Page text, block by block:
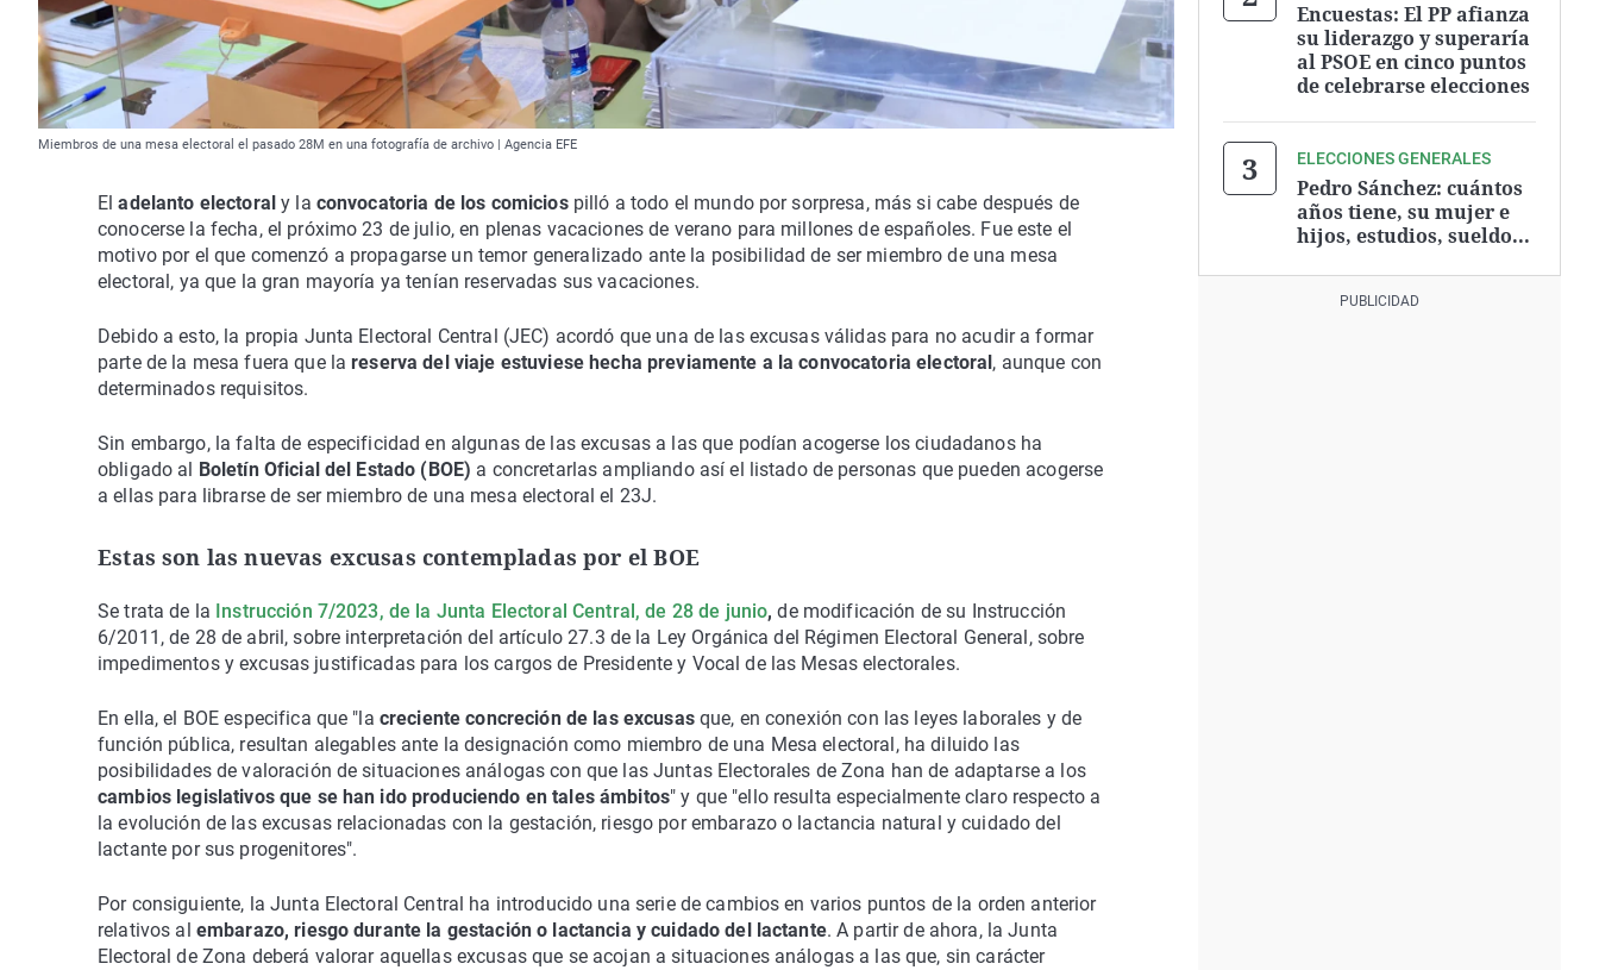
Miembros de una mesa electoral el pasado 28M en una fotografía de archivo | Agencia EFE
El adelanto electoral y la convocatoria de los comiciospilló a todo el mundo por sorpresa, más si cabe después de
conocerse la fecha, el próximo 23 de julio, en plenas vacaciones de verano para millones de españoles. Fue este el
motivo por el que comenzó a propagarse un temor generalizado ante la posibilidad de ser miembro de una mesa
electoral, ya que la gran mayoría ya tenían reservadas sus vacaciones.
Debido a esto, la propia Junta Electoral Central (JEC) acordó que una de las excusas válidas para no acudir a formar
parte de la mesa fuera que lareserva del viaje estuviese hecha previamente a la convocatoria electoral , aunque con
determinados requisitos.
Sin embargo, la falta de especificidad en algunas de las excusas a las que podían acogerse los ciudadanos ha
obligado al
Boletín Oficial del Estado (BOE) a concretarlas ampliando así el listado de personas que pueden acogerse
a ellas para librarse de ser miembro de una mesa electoral el 23J.
Estas son las nuevas excusas contempladas por el BOE
Se trata de la Instrucción 7/2023, de la Junta Electoral Central, de 28 de junio, de modificación de su Instrucción
6/2011, de 28 de abril, sobre interpretación del artículo 27.3 de la Ley Orgánica del Régimen Electoral General, sobre
impedimentos y excusas justificadas para los cargos de Presidente y Vocal de las Mesas electorales.
En ella, el BOE especifica que "la creciente concreción de las excusasque, en conexión con las leyes laborales y de
función pública, resultan alegables ante la designación como miembro de una Mesa electoral, ha diluido las
posibilidades de valoración de situaciones análogas con que las Juntas Electorales de Zona han de adaptarse a los
cambios legislativos que se han ido produciendo en tales ámbitos" y que "ello resulta especialmente claro respecto a
la evolución de las excusas relacionadas con la gestación, riesgo por embarazo o lactancia natural y cuidado del
lactante por sus progenitores".
Por consiguiente, la Junta Electoral Central ha introducido una serie de cambios en varios puntos de la orden anterior
relativos al embarazo, riesgo durante la gestación o lactancia y cuidado del lactante. A partir de ahora, la Junta
Electoral de Zona deberá valorar aquellas excusas que se acojan a situaciones análogas a las que, sin carácter
Encuestas: El PP afianza
su liderazgo y superaría
al PSOE en cinco puntos
de celebrarse elecciones
ELECCIONES GENERALES
Pedro Sánchez: cuántos
años tiene, su mujer e
hijos, estudios, sueldo...